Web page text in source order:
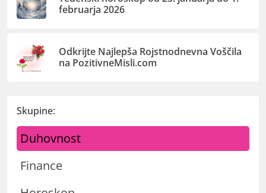
februarja 2026
Odkrijte Najlepša Rojstnodnevna Voščila
na PozitivneMisli.com
Skupine:
Duhovnost
Finance